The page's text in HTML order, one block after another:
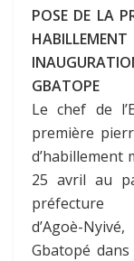
POSE DE LA
GBATOPE
Le chef de
première
d’habillement
25 avril au
préfecture
d’Agoè-
Gbatopé